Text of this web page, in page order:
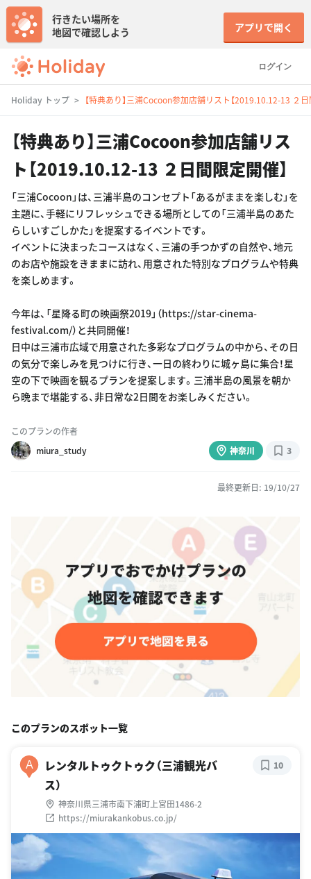
ログイン
行きたい場所を
地図で確認しよう
アプリで開く
Holiday トップ 【特典あり】三浦Cocoon参加店舗リスト【2019.10.12-13 ２日
【特典あり】三浦Cocoon参加店舗リス
ト【2019.10.12-13 ２日間限定開催】
「三浦Cocoon」は、三浦半島のコンセプト「あるがままを楽しむ」を
主題に、手軽にリフレッシュできる場所としての「三浦半島のあた
らしいすごしかた」を提案するイベントです。
イベントに決まったコースはなく、三浦の手つかずの自然や、地元
のお店や施設をきままに訪れ、用意された特別なプログラムや特典
を楽しめます。
今年は、「星降る町の映画祭2019」（https://star-cinema-
festival.com/）と共同開催！
日中は三浦市広域で用意された多彩なプログラムの中から、その日
の気分で楽しみを見つけに行き、一日の終わりに城ヶ島に集合！星
空の下で映画を観るプランを提案します。三浦半島の風景を朝か
ら晩まで堪能する、非日常な2日間をお楽しみください。
このプランの作者
miura_study
神奈川 3
最終更新日: 19/10/27
このプランのスポット一覧
A
レンタルトゥクトゥク（三浦観光バ
ス）
神奈川県三浦市南下浦町上宮田1486-2
https://miurakankobus.co.jp/
10